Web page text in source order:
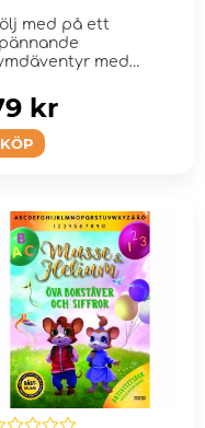
med på ett
med
KÖP
kr